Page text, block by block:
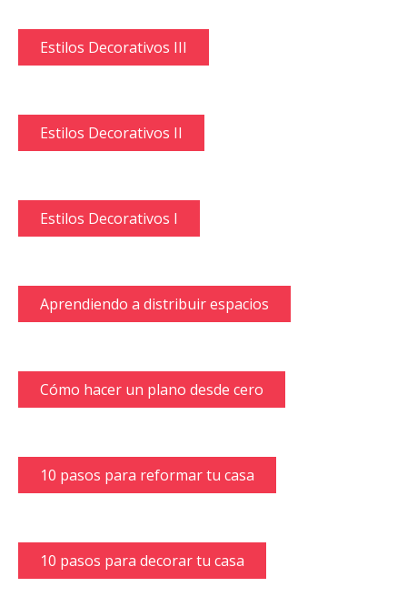
Estilos Decorativos III
Estilos Decorativos II
Estilos Decorativos I
Aprendiendo a distribuir espacios
Cómo hacer un plano desde cero
10 pasos para reformar tu casa
10 pasos para decorar tu casa